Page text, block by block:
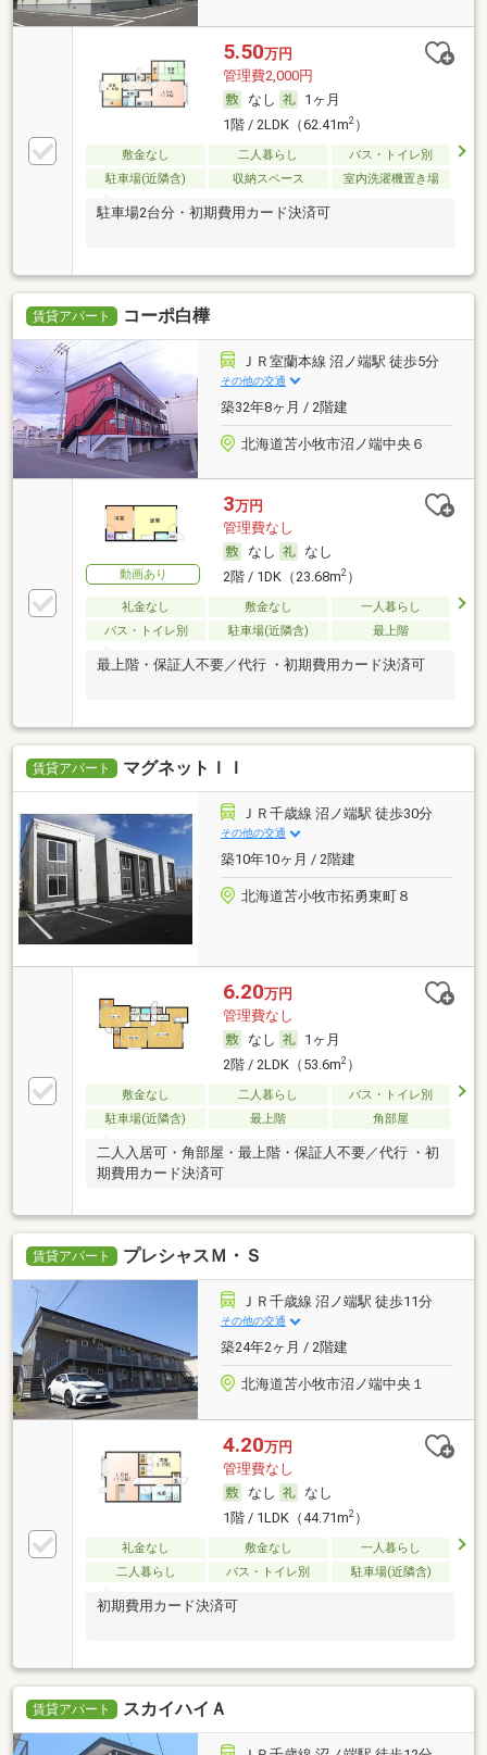
5.50万円
管理費2,000円
なし
1ヶ月
1階 / 2LDK（62.41m2）
敷金なし 二人暮らし
バス・トイレ別
駐車場(近隣含)
収納スペース 室内洗濯機置き場
駐車場2台分・初期費用カード決済可
賃貸アパート コーポ白樺
ＪＲ室蘭本線 沼ノ端駅 徒歩5分
その他の交通
築32年8ヶ月 / 2階建
北海道苫小牧市沼ノ端中央６
動画あり
3万円
管理費なし
なし
なし
2階 / 1DK（23.68m2）
礼金なし 敷金なし
一人暮らし
バス・トイレ別
駐車場(近隣含) 最上階
最上階・保証人不要／代行 ・初期費用カード決済可
賃貸アパート マグネットＩＩ
ＪＲ千歳線 沼ノ端駅 徒歩30分
その他の交通
築10年10ヶ月 / 2階建
北海道苫小牧市拓勇東町８
6.20万円
管理費なし
なし
1ヶ月
2階 / 2LDK（53.6m2）
敷金なし 二人暮らし
バス・トイレ別
駐車場(近隣含)
最上階 角部屋
二人入居可・角部屋・最上階・保証人不要／代行 ・初
期費用カード決済可
賃貸アパート プレシャスＭ・Ｓ
ＪＲ千歳線 沼ノ端駅 徒歩11分
その他の交通
築24年2ヶ月 / 2階建
北海道苫小牧市沼ノ端中央１
4.20万円
管理費なし
なし
なし
1階 / 1LDK（44.71m2）
礼金なし 敷金なし
一人暮らし
二人暮らし
バス・トイレ別 駐車場(近隣含)
初期費用カード決済可
賃貸アパート スカイハイＡ